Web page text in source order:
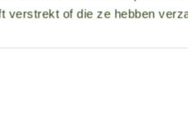
verstrekt of die ze hebben